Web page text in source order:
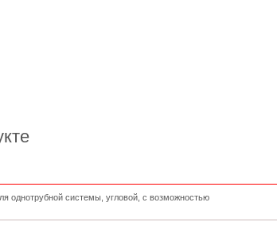
однотрубной системы, угловой, с возможностью